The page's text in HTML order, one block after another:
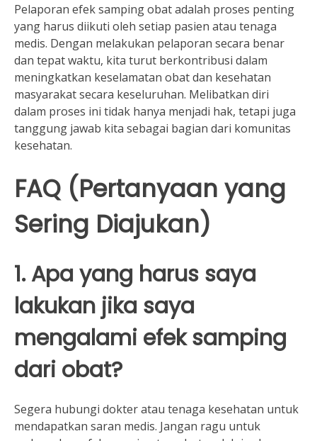
Pelaporan efek samping obat adalah proses penting
yang harus diikuti oleh setiap pasien atau tenaga
medis. Dengan melakukan pelaporan secara benar
dan tepat waktu, kita turut berkontribusi dalam
meningkatkan keselamatan obat dan kesehatan
masyarakat secara keseluruhan. Melibatkan diri
dalam proses ini tidak hanya menjadi hak, tetapi juga
tanggung jawab kita sebagai bagian dari komunitas
kesehatan.
FAQ (Pertanyaan yang
Sering Diajukan)
1. Apa yang harus saya
lakukan jika saya
mengalami efek samping
dari obat?
Segera hubungi dokter atau tenaga kesehatan untuk
mendapatkan saran medis. Jangan ragu untuk